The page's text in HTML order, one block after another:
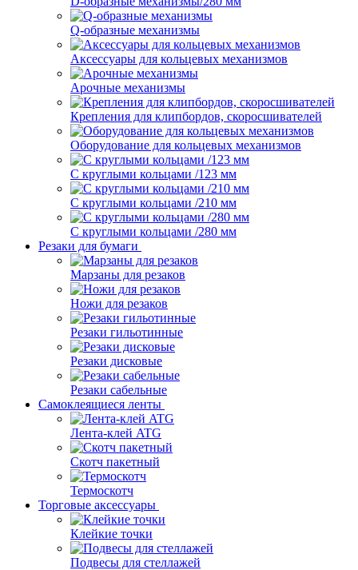
Q-образные механизмы
Аксессуары для кольцевых механизмов
Арочные механизмы
Крепления для клипбордов, скоросшивателей
Оборудование для кольцевых механизмов
С круглыми кольцами /123 мм
С круглыми кольцами /210 мм
С круглыми кольцами /280 мм
Резаки для бумаги
Марзаны для резаков
Ножи для резаков
Резаки гильотинные
Резаки дисковые
Резаки сабельные
Самоклеящиеся ленты
Лента-клей ATG
Скотч пакетный
Термоскотч
Торговые аксессуары
Клейкие точки
Подвесы для стеллажей